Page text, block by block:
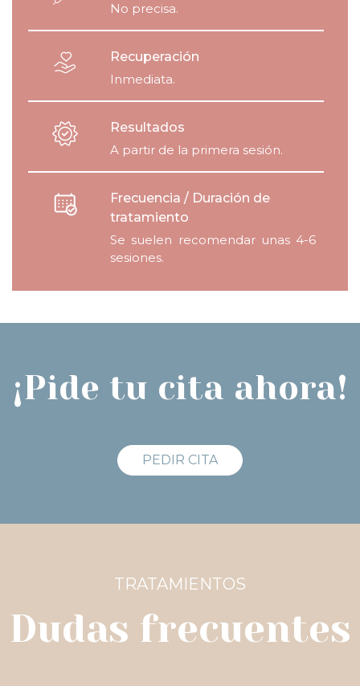
No precisa.
Recuperación
Inmediata.
Resultados
A partir de la primera sesión.
Frecuencia / Duración de
tratamiento
Se suelen recomendar unas 4-6
sesiones.
¡Pide tu cita ahora!
PEDIR CITA
TRATAMIENTOS
Dudas frecuentes